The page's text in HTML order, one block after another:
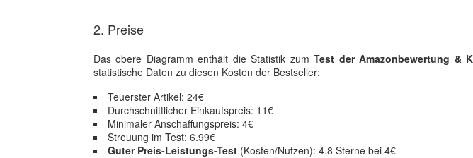
2. Preise
Das obere Diagramm enthält die Statistik zumTest der Amazonbewertung &
statistische Daten zu diesen Kosten der Bestseller:
Teuerster Artikel: 24€
Durchschnittlicher Einkaufspreis: 11€
Minimaler Anschaffungspreis: 4€
Streuung im Test: 6.99€
Guter Preis-Leistungs-Test (Kosten/Nutzen): 4.8 Sterne bei 4€